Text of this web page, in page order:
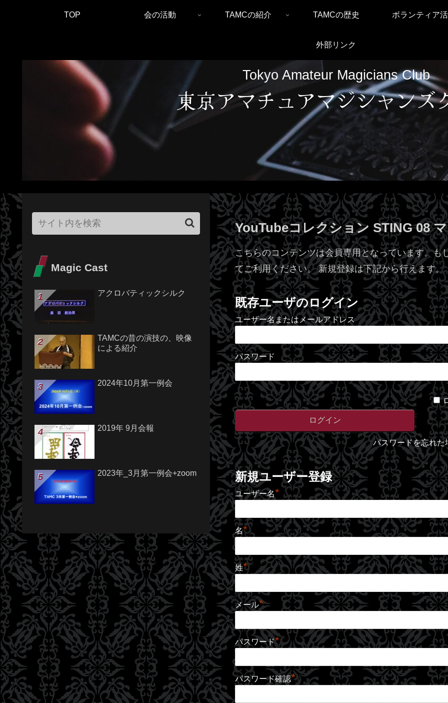
TOP 会の活動 TAMCの紹介 TAMCの歴史 ボランティア
外部リンク
Tokyo Amateur Magicians Club
東京アマチュアマジシャンズ
YouTubeコレクション STING 08
こちらのコンテンツは会員専用となっています。
てご利用ください。 新規登録は下記から行えます。
既存ユーザのログイン
ユーザー名またはメールアドレス
パスワード
パスワードを忘れ
新規ユーザー登録
ユーザー名*
名*
姓*
メール*
パスワード*
パスワード確認*
Magic Cast
アクロバティックシルク
TAMCの昔の演技の、映像
による紹介
2024年10月第一例会
2019年 9月会報
2023年_3月第一例会+zoom